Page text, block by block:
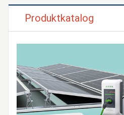
Produktkatalog